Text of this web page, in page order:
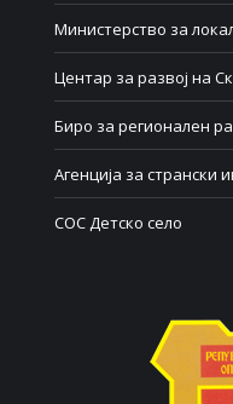
Министерство за
Центар за развој на
Биро за регионален
Агенција за странски
СОС Детско село